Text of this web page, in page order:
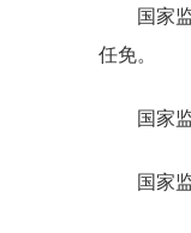
国家监
任免。
国家监
国家监